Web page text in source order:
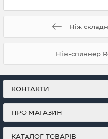
Ніж
Ніж-спиннер
КОНТАКТИ
ПРО МАГАЗИН
КАТАЛОГ ТОВАРІВ